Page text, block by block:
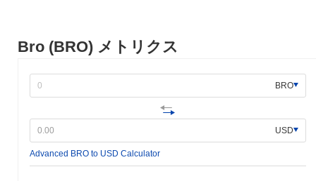
Bro (BRO) メトリクス
BRO
USD
Advanced BRO to USD Calculator